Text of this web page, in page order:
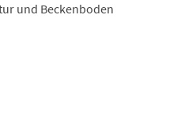
und Beckenboden